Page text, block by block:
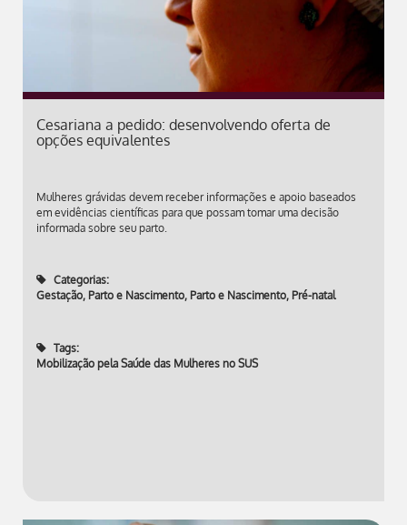
Cesariana a pedido: desenvolvendo oferta de
opções equivalentes
Mulheres grávidas devem receber informações e apoio baseados
em evidências científicas para que possam tomar uma decisão
informada sobre seu parto.
Categorias:
Gestação, Parto e Nascimento, Parto e Nascimento, Pré-natal
Tags:
Mobilização pela Saúde das Mulheres no SUS